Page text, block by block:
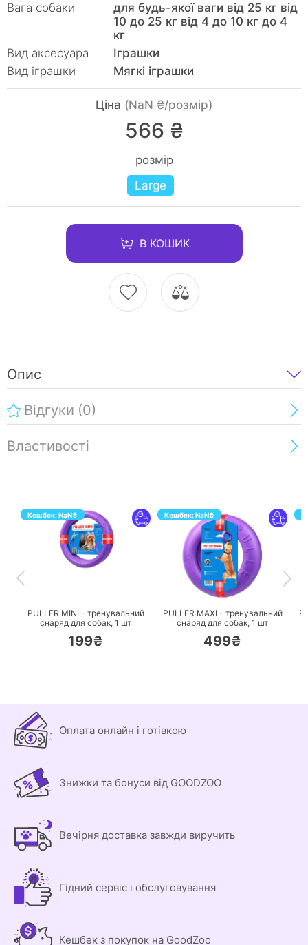
Вага собаки
для будь-якої ваги від 25 кг від
10 до 25 кг від 4 до 10 кг до 4
кг
Вид аксесуара
Іграшки
Вид іграшки
Мягкі іграшки
Ціна (NaN ₴/розмір)
566 ₴
розмір
Large
В КОШИК
Опис
Відгуки (0)
Властивості
Кешбек:NaN₴
PULLER MINI – тренувальний
снаряд для собак, 1 шт
199₴
Кешбек:NaN₴
ПЕРЕЙТИ
PULLER MAXI – тренувальний
снаряд для собак, 1 шт
499₴
Оплата онлайн і готівкою
Знижки та бонуси від GOODZOO
Вечірня доставка завжди виручить
Гідний сервіс і обслуговування
Кешбек з покупок на GoodZoo